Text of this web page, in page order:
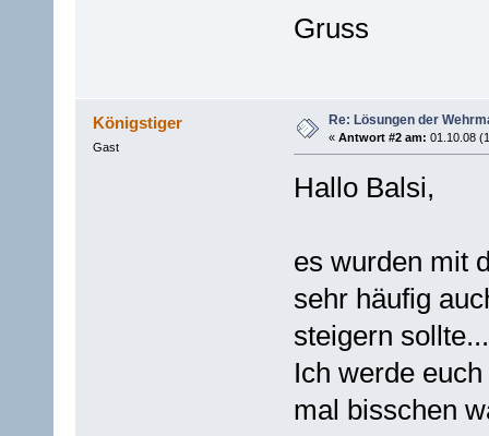
Gruss
Königstiger
Gast
Re: Lösungen der
« Antwort #2 am: 01.10.08
Hallo Balsi,
es wurden mit
sehr häufig
steigern
Ich werde
mal bisschen